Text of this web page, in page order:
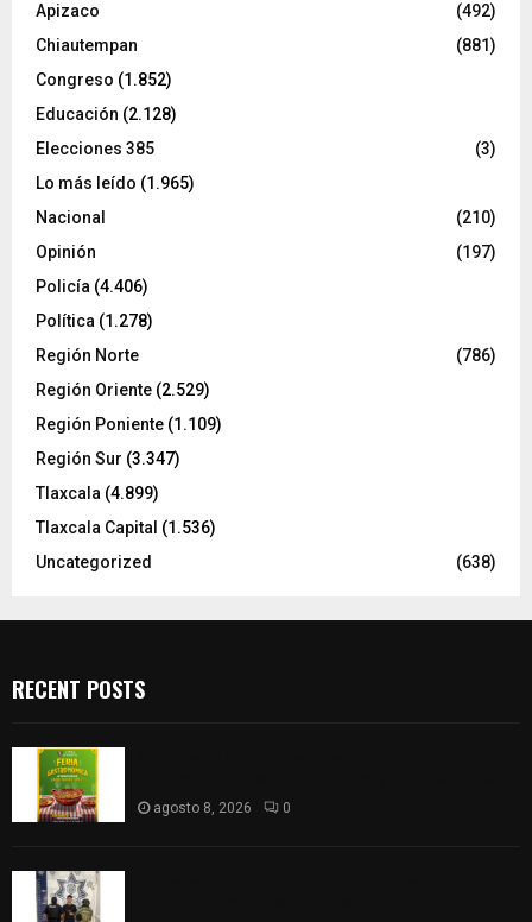
Apizaco
(492)
Chiautempan
(881)
Congreso (1.852)
Educación (2.128)
Elecciones 385
(3)
Lo más leído (1.965)
Nacional
(210)
Opinión
(197)
Policía (4.406)
Política (1.278)
Región Norte
(786)
Región Oriente (2.529)
Región Poniente (1.109)
Región Sur (3.347)
Tlaxcala (4.899)
Tlaxcala Capital (1.536)
Uncategorized
(638)
RECENT POSTS
agosto 8, 2026 0